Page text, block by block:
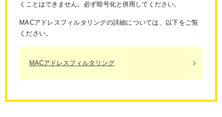
くことはできません。必ず暗号化と併用してください。
MACアドレスフィルタリングの詳細については、以下をご覧
ください。
MACアドレスフィルタリング